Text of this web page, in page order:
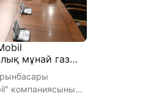
мұнай газ
компаниясының